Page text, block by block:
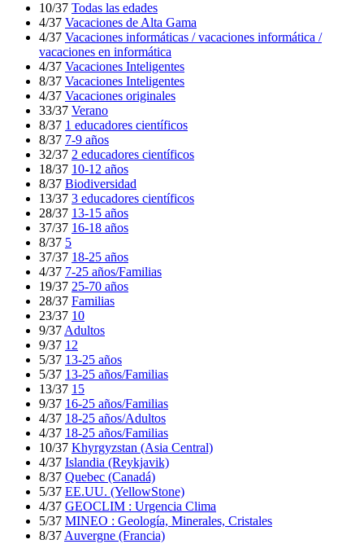
10/37 Todas las edades
4/37 Vacaciones de Alta Gama
4/37 Vacaciones informáticas / vacaciones informática /
vacaciones en informática
4/37 Vacaciones Inteligentes
8/37 Vacaciones Inteligentes
4/37 Vacaciones originales
33/37 Verano
8/37 1 educadores científicos
8/37 7-9 años
32/37 2 educadores científicos
18/37 10-12 años
8/37 Biodiversidad
13/37 3 educadores científicos
28/37 13-15 años
37/37 16-18 años
8/37 5
37/37 18-25 años
4/37 7-25 años/Familias
19/37 25-70 años
28/37 Familias
23/37 10
9/37 Adultos
9/37 12
5/37 13-25 años
5/37 13-25 años/Familias
13/37 15
9/37 16-25 años/Familias
4/37 18-25 años/Adultos
4/37 18-25 años/Familias
10/37 Khyrgyzstan (Asia Central)
4/37 Islandia (Reykjavik)
8/37 Quebec (Canadá)
5/37 EE.UU. (YellowStone)
4/37 GEOCLIM : Urgencia Clima
5/37 MINEO : Geología, Minerales, Cristales
8/37 Auvergne (Francia)